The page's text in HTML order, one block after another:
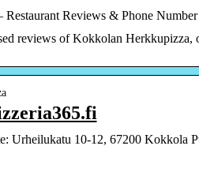
Reviews & Phone Number
reviews of Kokkolan Herkkupizza,
Urheilukatu 10-12, 67200 Kokkola